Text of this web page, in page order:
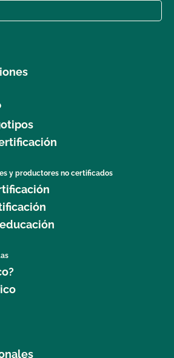
y productores no certificados